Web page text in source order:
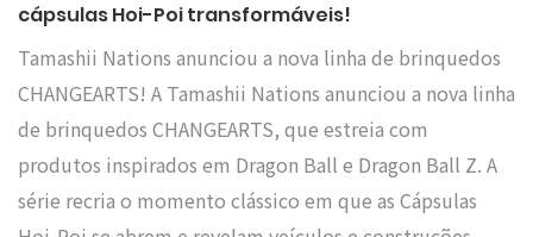
cápsulas Hoi-Poi transformáveis!
Tamashii Nations anunciou a nova linha de brinquedos
CHANGEARTS! A Tamashii Nations anunciou a nova linha
de brinquedos CHANGEARTS, que estreia com
produtos inspirados em Dragon Ball e Dragon Ball Z. A
série recria o momento clássico em que as Cápsulas